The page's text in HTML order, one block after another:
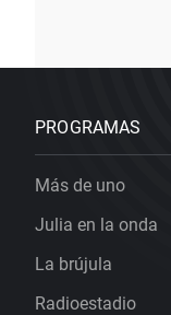
PROGRAMAS
Más de uno
Julia en la onda
La brújula
Radioestadio